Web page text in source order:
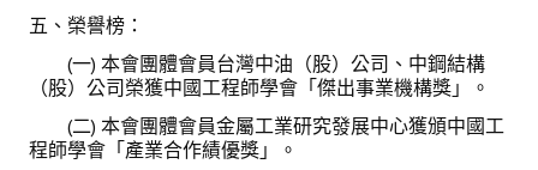
五、榮譽榜：
(一) 本會團體會員台灣中油（股）公司、中鋼結構
（股）公司榮獲中國工程師學會「傑出事業機構獎」。
(二) 本會團體會員金屬工業研究發展中心獲頒中國工
程師學會「產業合作績優獎」。